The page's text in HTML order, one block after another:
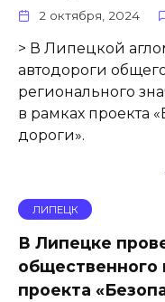
2 октября, 2024
> В Липецкой
автодороги
регионального
в рамках проекта
дороги».
ЛИПЕЦК
В Липецке
общественного
проекта